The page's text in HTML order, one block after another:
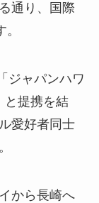
通り、国際
ジャパンハワ
と提携を結
愛好者同士
から長崎へ